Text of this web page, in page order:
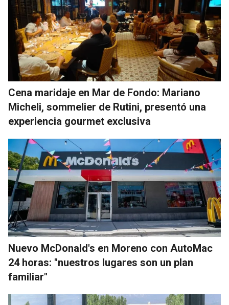
Cena maridaje en Mar de Fondo: Mariano
Micheli, sommelier de Rutini, presentó una
experiencia gourmet exclusiva
Nuevo McDonald's en Moreno con AutoMac
24 horas: "nuestros lugares son un plan
familiar"